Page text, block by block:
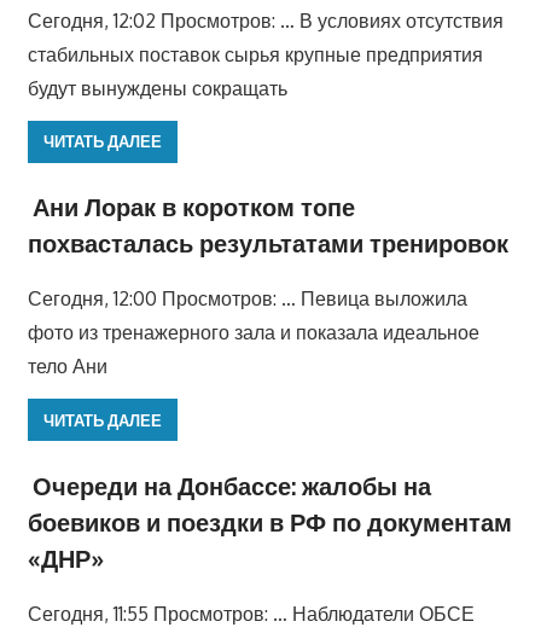
Сегодня, 12:02 Просмотров: … В условиях отсутствия
стабильных поставок сырья крупные предприятия
будут вынуждены сокращать
ЧИТАТЬ ДАЛЕЕ
Ани Лорак в коротком топе
похвасталась результатами тренировок
Сегодня, 12:00 Просмотров: … Певица выложила
фото из тренажерного зала и показала идеальное
тело Ани
ЧИТАТЬ ДАЛЕЕ
Очереди на Донбассе: жалобы на
боевиков и поездки в РФ по документам
«ДНР»
Сегодня, 11:55 Просмотров: … Наблюдатели ОБСЕ